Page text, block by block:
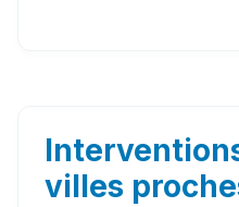
48h.
villes